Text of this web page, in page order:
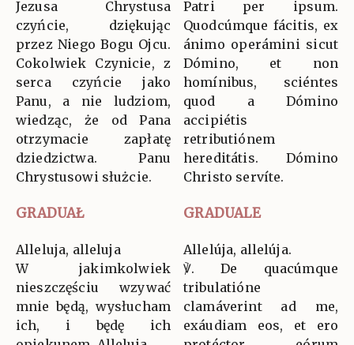
Jezusa Chrystusa
czyńcie, dziękując
przez Niego Bogu Ojcu.
Cokolwiek Czynicie, z
serca czyńcie jako
Panu, a nie ludziom,
wiedząc, że od Pana
otrzymacie zapłatę
dziedzictwa. Panu
Chrystusowi służcie.
Patri per ipsum.
Quodcúmque fácitis, ex
ánimo operámini sicut
Dómino, et non
homínibus, sciéntes
quod a Dómino
accipiétis
retributiónem
hereditátis. Dómino
Christo servíte.
GRADUAŁ GRADUALE
Alleluja, alleluja
W jakimkolwiek
nieszczęściu wzywać
mnie będą, wysłucham
ich, i będę ich
Allelúja, allelúja.
℣. De quacúmque
tribulatióne
clamáverint ad me,
exáudiam eos, et ero